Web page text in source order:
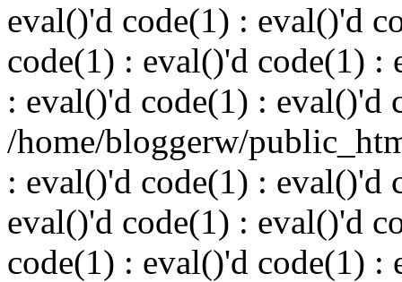
eval()'d code(1) : eval()'d
code(1) : eval()'d code(1) :
: eval()'d code(1) : eval()'d
/home/bloggerw/
: eval()'d code(1) : eval()'d
eval()'d code(1) : eval()'d
code(1) : eval()'d code(1) :